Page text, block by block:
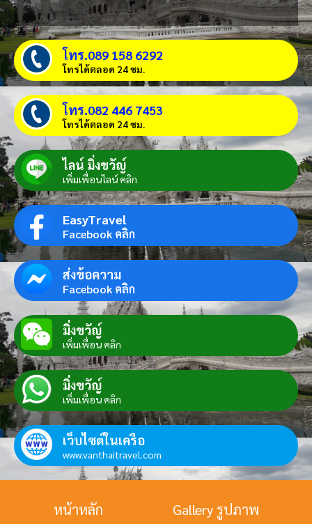
โทร.089 158 6292
โทรได้ตลอด 24 ชม.
โทร.082 446 7453
โทรได้ตลอด 24 ชม.
ไลน์ มิ่งขวัญ์
เพิ่มเพื่อนไลน์ คลิก
EasyTravel
Facebook คลิก
ส่งข้อความ
Facebook คลิก
มิ่งขวัญ์
เพิ่มเพื่อน คลิก
มิ่งขวัญ์
เพิ่มเพื่อน คลิก
เว็บไซต์ในเครือ
www.vanthaitravel.com
หน้าหลัก Gallery รูปภาพ